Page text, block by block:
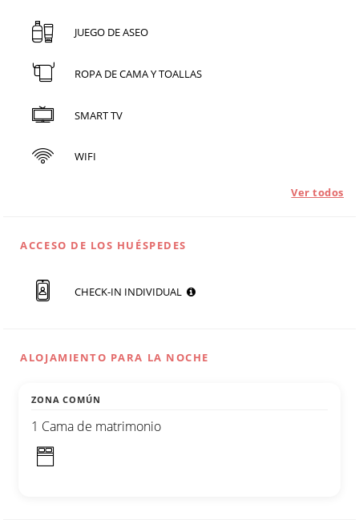
JUEGO DE ASEO
ROPA DE CAMA Y TOALLAS
SMART TV
WIFI
Ver todos
ACCESO DE LOS HUÉSPEDES
CHECK-IN INDIVIDUAL
ALOJAMIENTO PARA LA NOCHE
ZONA COMÚN
1 Cama de matrimonio